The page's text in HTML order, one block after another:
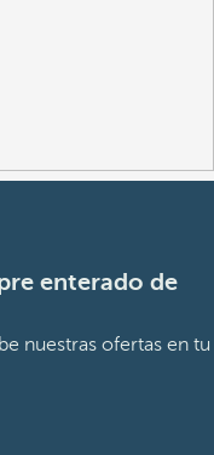
enterado de
nuestras ofertas en tu